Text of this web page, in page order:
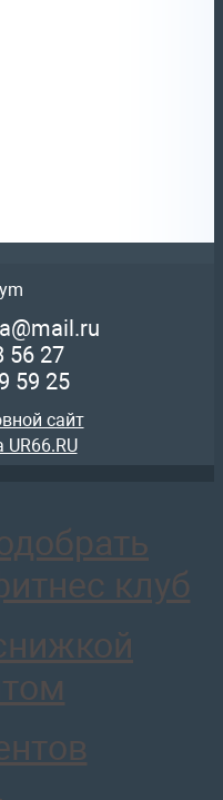
5х100кг)
75кг)
56 27
59 25
сайт
клуб